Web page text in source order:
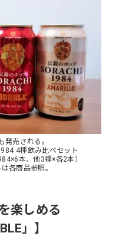
発売される。
4種飲み比べセット
本、他3種×各2本）
各商品参照。
楽しめる
」】